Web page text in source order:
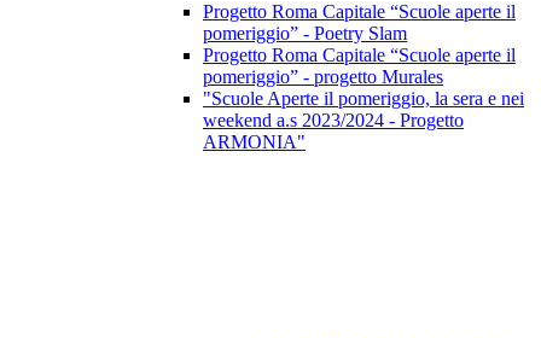
Progetto Roma Capitale “Scuole aperte il
pomeriggio” - Poetry Slam
Progetto Roma Capitale “Scuole aperte il
pomeriggio” - progetto Murales
"Scuole Aperte il pomeriggio, la sera e nei
weekend a.s 2023/2024 - Progetto
ARMONIA"